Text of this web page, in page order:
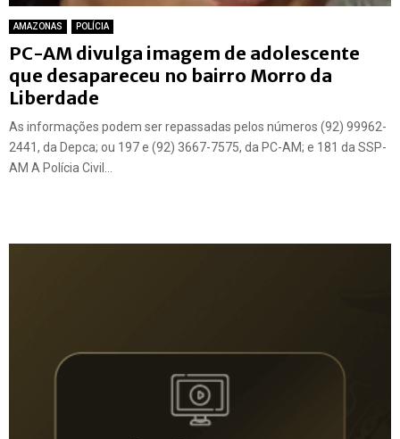
AMAZONAS POLÍCIA
PC-AM divulga imagem de adolescente
que desapareceu no bairro Morro da
Liberdade
As informações podem ser repassadas pelos números (92) 99962-
2441, da Depca; ou 197 e (92) 3667-7575, da PC-AM; e 181 da SSP-
AM A Polícia Civil...